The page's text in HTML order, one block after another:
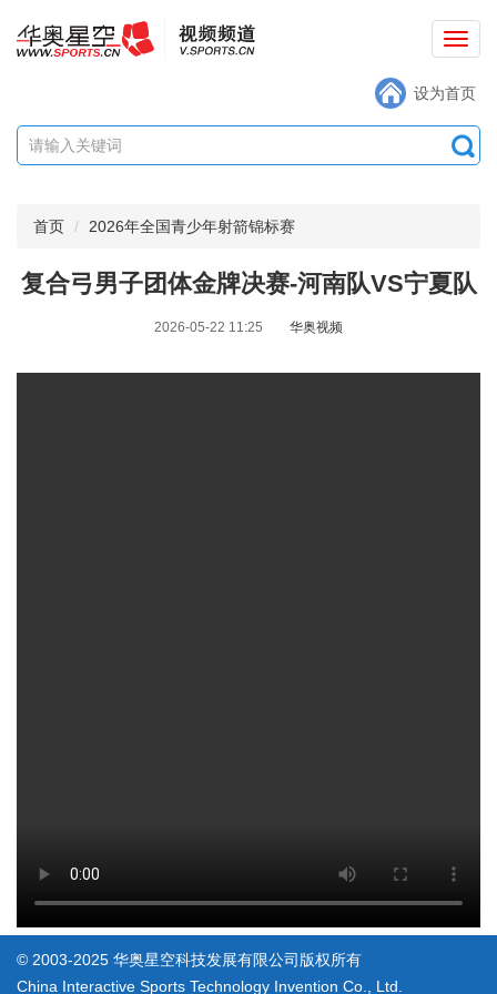
设为首页
切
导
航
首页 2026年全国青少年射箭锦标赛
复合弓男子团体金牌决赛-河南队VS宁夏队
2026-05-22 11:25 华奥视频
© 2003-2025 华奥星空科技发展有限公司版权所有
China Interactive Sports Technology Invention Co., Ltd.